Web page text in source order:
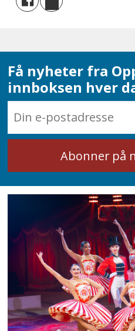
Få nyheter fra
innboksen hver